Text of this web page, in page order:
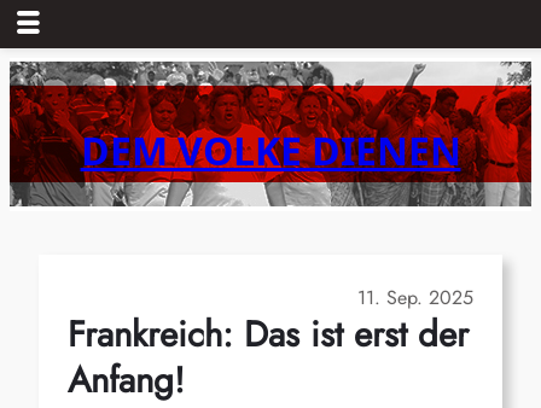
Zum
Inhalt
springenDEM VOLKE DIENEN
11. Sep. 2025
Frankreich: Das ist erst der
Anfang!